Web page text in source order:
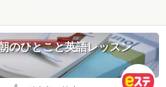
のひとこと英語レッスン